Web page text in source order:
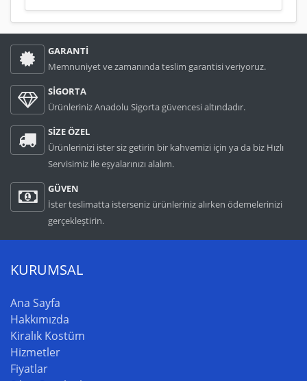
GARANTİ
Memnuniyet ve zamanında teslim garantisi veriyoruz.
SİGORTA
Ürünleriniz Anadolu Sigorta güvencesi altındadır.
SİZE ÖZEL
Ürünlerinizi ister siz getirin bir kahvemizi için ya da biz Hızlı
Servisimiz ile eşyalarınızı alalım.
GÜVEN
İster teslimatta isterseniz ürünleriniz alırken ödemelerinizi
gerçekleştirin.
KURUMSAL
Ana Sayfa
Hakkımızda
Kiralık Kostüm
Hizmetler
Fiyatlar